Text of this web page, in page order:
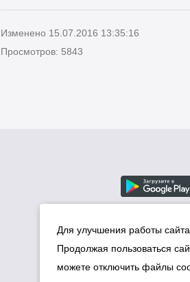
Изменено 15.07.2016 13:35:16
Просмотров: 5843
Для улучшения работы
Продолжая пользоваться
можете отключить файлы